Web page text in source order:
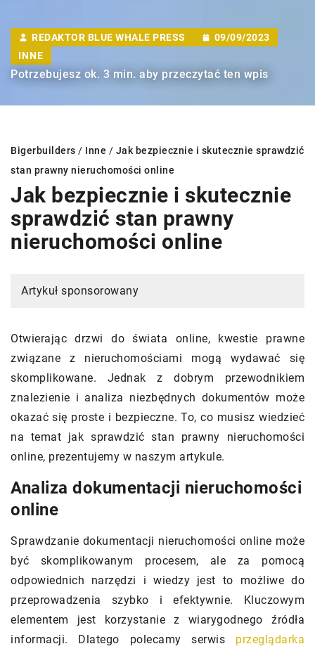
REDAKTOR BLUE WHALE PRESS
09/09/2023
INNE
Potrzebujesz ok. 3 min. aby przeczytać ten wpis
Bigerbuilders / Inne / Jak bezpiecznie i skutecznie sprawdzić
stan prawny nieruchomości online
Jak bezpiecznie i skutecznie
sprawdzić stan prawny
nieruchomości online
Artykuł sponsorowany
Otwierając drzwi do świata online, kwestie prawne
związane z nieruchomościami mogą wydawać się
skomplikowane. Jednak z dobrym przewodnikiem
znalezienie i analiza niezbędnych dokumentów może
okazać się proste i bezpieczne. To, co musisz wiedzieć
na temat jak sprawdzić stan prawny nieruchomości
online, prezentujemy w naszym artykule.
Analiza dokumentacji nieruchomości
online
Sprawdzanie dokumentacji nieruchomości online może
być skomplikowanym procesem, ale za pomocą
odpowiednich narzędzi i wiedzy jest to możliwe do
przeprowadzenia szybko i efektywnie. Kluczowym
elementem jest korzystanie z wiarygodnego źródła
informacji. Dlatego polecamy serwis przeglądarka